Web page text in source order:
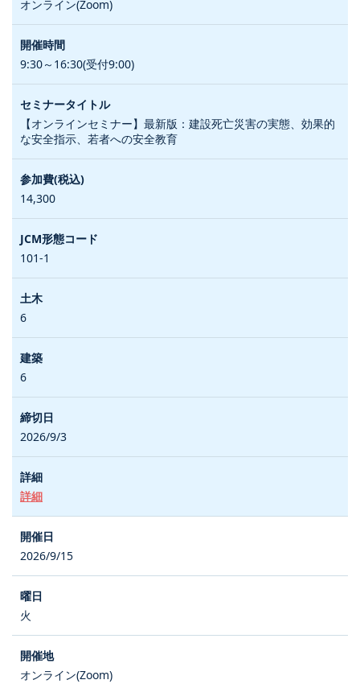
オンライン(Zoom)
9:30～16:30(受付9:00)
【オンラインセミナー】最新版：建設死亡災害の実態、効果的
な安全指示、若者への安全教育
14,300
101-1
6
6
2026/9/3
詳細
2026/9/15
火
オンライン(Zoom)